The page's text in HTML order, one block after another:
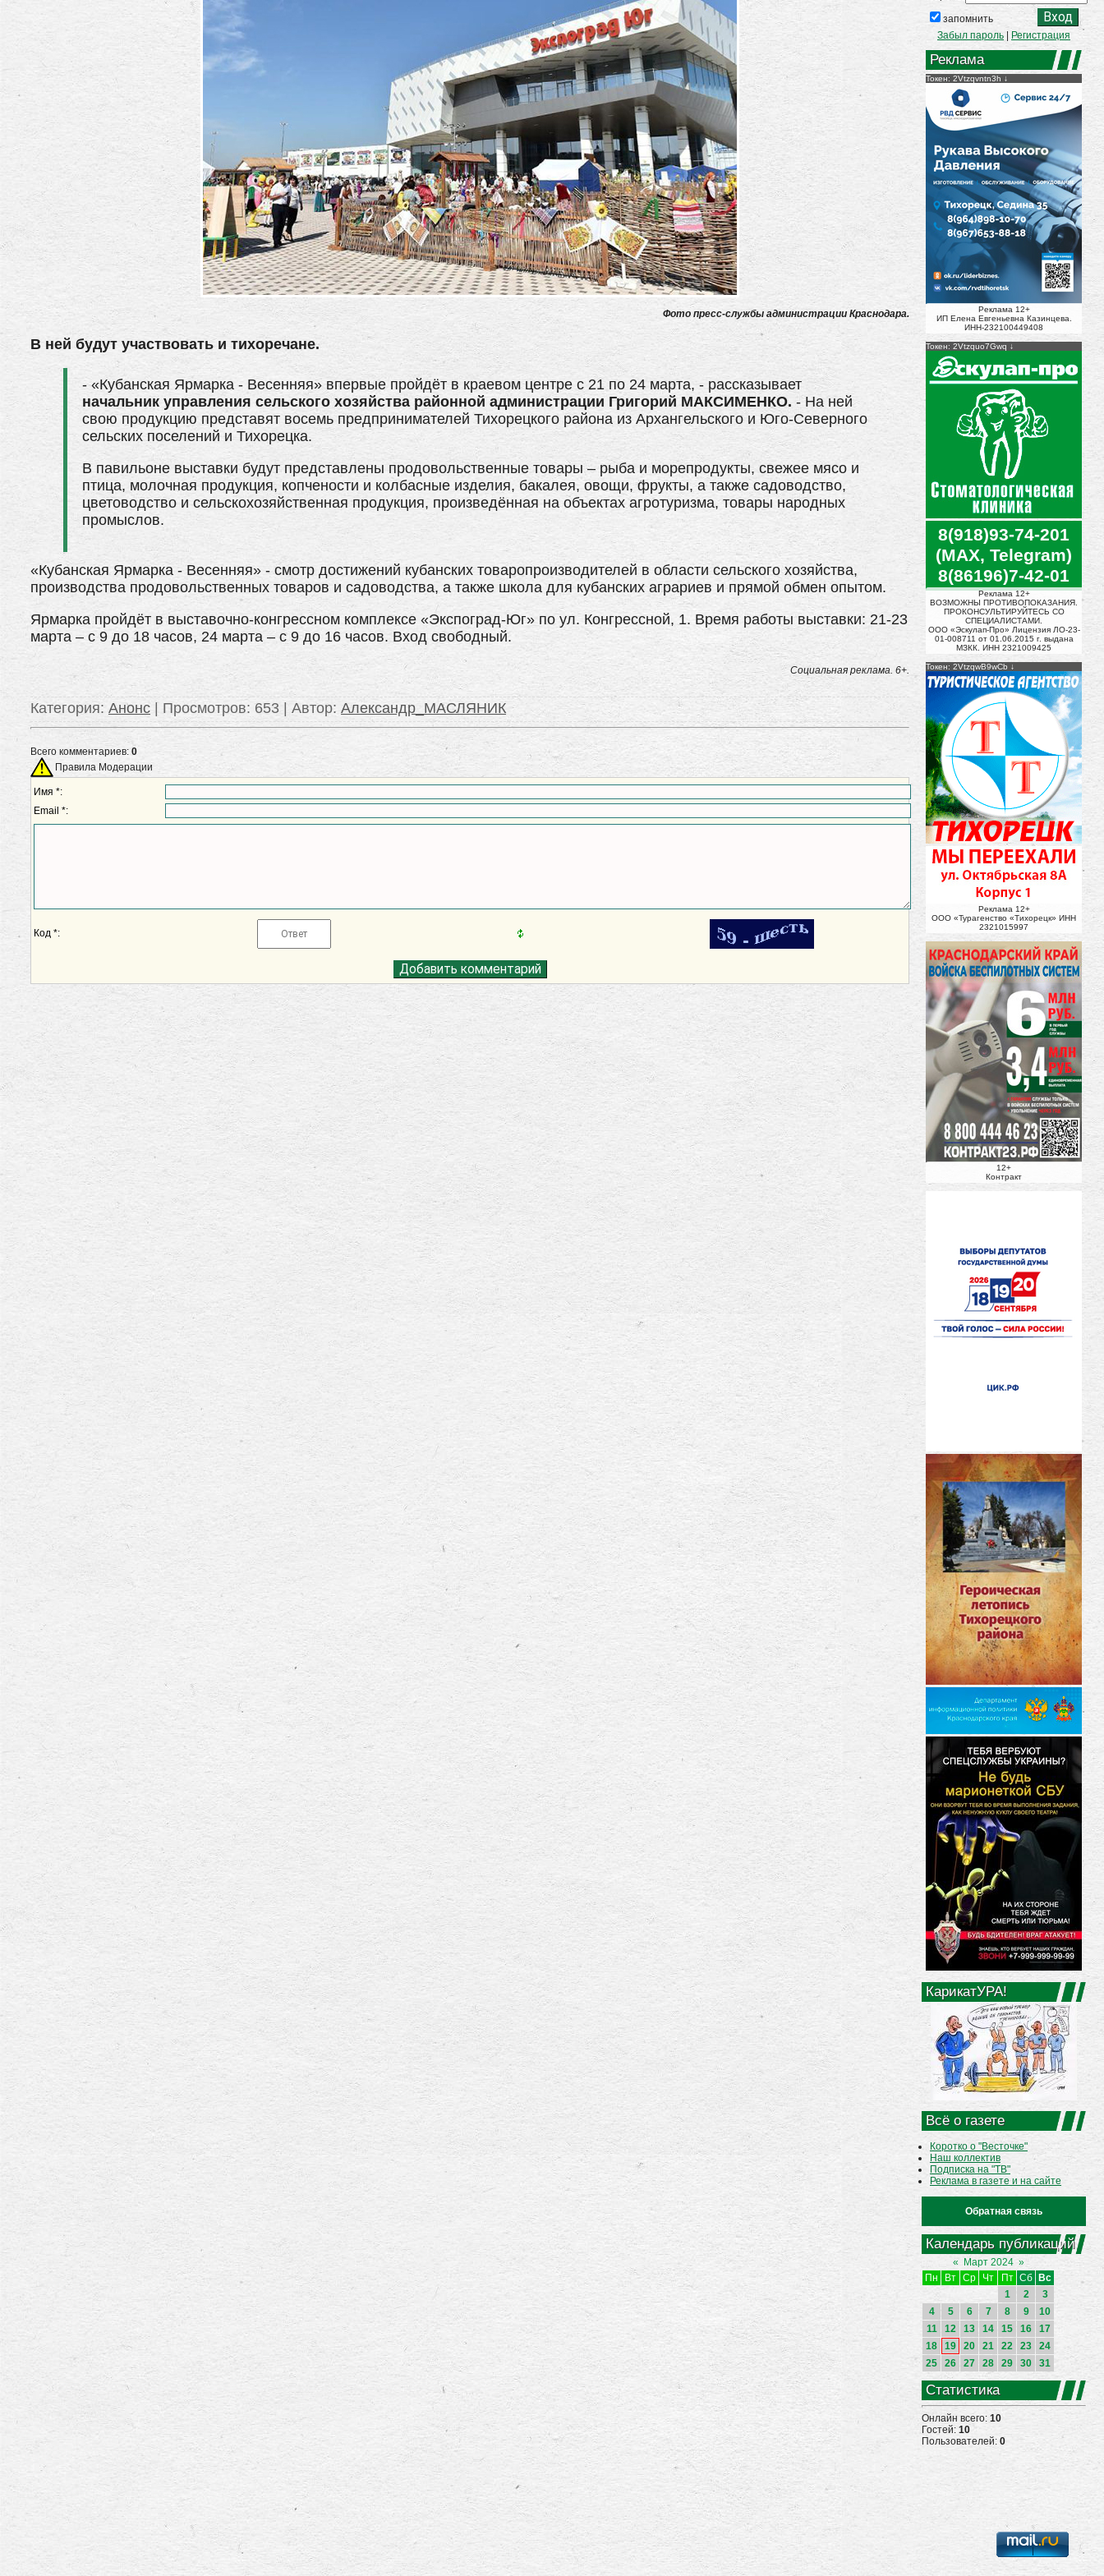
Фото пресс-службы администрации Краснодара.
В ней будут участвовать и тихоречане.
- «Кубанская Ярмарка - Весенняя» впервые пройдёт в краевом центре с 21 по 24 марта, - рассказывает
начальник управления сельского хозяйства районной администрации Григорий МАКСИМЕНКО. - На ней
свою продукцию представят восемь предпринимателей Тихорецкого района из Архангельского и Юго-Северного
сельских поселений и Тихорецка.
В павильоне выставки будут представлены продовольственные товары – рыба и морепродукты, свежее мясо и
птица, молочная продукция, копчености и колбасные изделия, бакалея, овощи, фрукты, а также садоводство,
цветоводство и сельскохозяйственная продукция, произведённая на объектах агротуризма, товары народных
промыслов.
«Кубанская Ярмарка - Весенняя» - смотр достижений кубанских товаропроизводителей в области сельского хозяйства,
производства продовольственных товаров и садоводства, а также школа для кубанских аграриев и прямой обмен опытом.
Ярмарка пройдёт в выставочно-конгрессном комплексе «Экспоград-Юг» по ул. Конгрессной, 1. Время работы выставки: 21-23
марта – с 9 до 18 часов, 24 марта – с 9 до 16 часов. Вход свободный.
Социальная реклама. 6+.
Категория: Анонс Просмотров: 653 | Автор: Александр_МАСЛЯНИК
Всего комментариев: 0
Правила Модерации
Имя *:
Email *:
Код *:
запомнить
Забыл пароль
Регистрация
Реклама
Токен: 2Vtzqvntn3h
Реклама 12+
ИП Елена Евгеньевна Казинцева.
ИНН-232100449408
Токен: 2Vtzquo7Gwq
8(918)93-74-201
(MAX, Telegram)
8(86196)7-42-01
Реклама 12+
ВОЗМОЖНЫ ПРОТИВОПОКАЗАНИЯ.
ПРОКОНСУЛЬТИРУЙТЕСЬ СО
СПЕЦИАЛИСТАМИ.
ООО «Эскулап-Про» Лицензия ЛО-23-
01-008711 от 01.06.2015 г. выдана
МЗКК. ИНН 2321009425
Токен: 2VtzqwB9wCb
Реклама 12+
ООО «Турагенство «Тихорецк» ИНН
2321015997
12+
Контракт
КарикатУРА!
Всё о газете
Коротко о "Весточке"
Наш коллектив
Подписка на "ТВ"
Реклама в газете и на сайте
Обратная связь
Календарь публикаций
« Март 2024 »
Пн
Вт Ср Чт Пт Сб
Вс
1
2
3
4
5 6 7 8 9
10
11
12 13 14 15 16
17
18
19 20 21 22 23
24
25
26 27 28 29 30 31
Статистика
Онлайн всего: 10
Гостей: 10
Пользователей: 0